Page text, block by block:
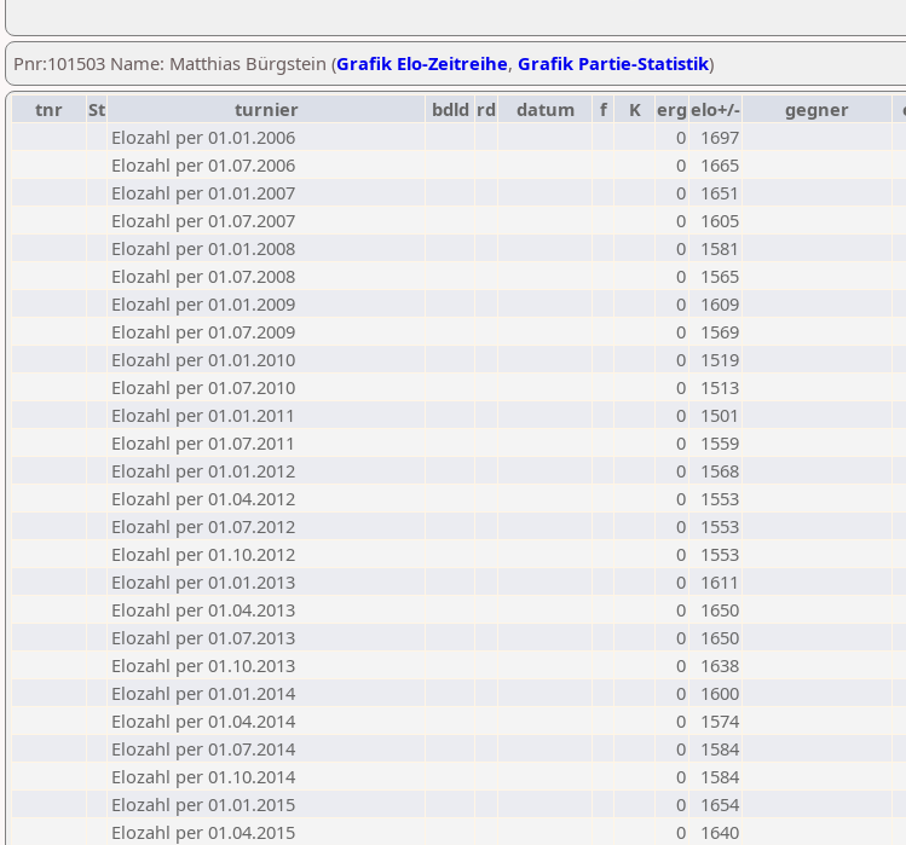
Pnr:101503 Name: Matthias Bürgstein (Grafik Elo-Zeitreihe, Grafik Partie-Statistik)
tnr
St turnier bdld rd datum f K erg elo+/- gegner
Elozahl per 01.01.2006
0
1697
Elozahl per 01.07.2006
0
1665
Elozahl per 01.01.2007
0
1651
Elozahl per 01.07.2007
0
1605
Elozahl per 01.01.2008
0
1581
Elozahl per 01.07.2008
0
1565
Elozahl per 01.01.2009
0
1609
Elozahl per 01.07.2009
0
1569
Elozahl per 01.01.2010
0
1519
Elozahl per 01.07.2010
0
1513
Elozahl per 01.01.2011
0
1501
Elozahl per 01.07.2011
0
1559
Elozahl per 01.01.2012
0
1568
Elozahl per 01.04.2012
0
1553
Elozahl per 01.07.2012
0
1553
Elozahl per 01.10.2012
0
1553
Elozahl per 01.01.2013
0
1611
Elozahl per 01.04.2013
0
1650
Elozahl per 01.07.2013
0
1650
Elozahl per 01.10.2013
0
1638
Elozahl per 01.01.2014
0
1600
Elozahl per 01.04.2014
0
1574
Elozahl per 01.07.2014
0
1584
Elozahl per 01.10.2014
0
1584
Elozahl per 01.01.2015
0
1654
Elozahl per 01.04.2015
0
1640